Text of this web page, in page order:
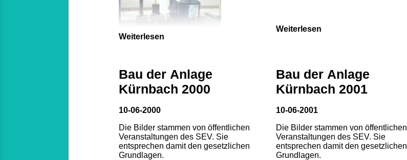
Weiterlesen
Weiterlesen
Bau der Anlage
Kürnbach 2000
10-06-2000
Die Bilder stammen von öffentlichen
Veranstaltungen des SEV. Sie
entsprechen damit den gesetzlichen
Grundlagen.
Bau der Anlage
Kürnbach 2001
10-06-2001
Die Bilder stammen von öffentlichen
Veranstaltungen des SEV. Sie
entsprechen damit den gesetzlichen
Grundlagen.